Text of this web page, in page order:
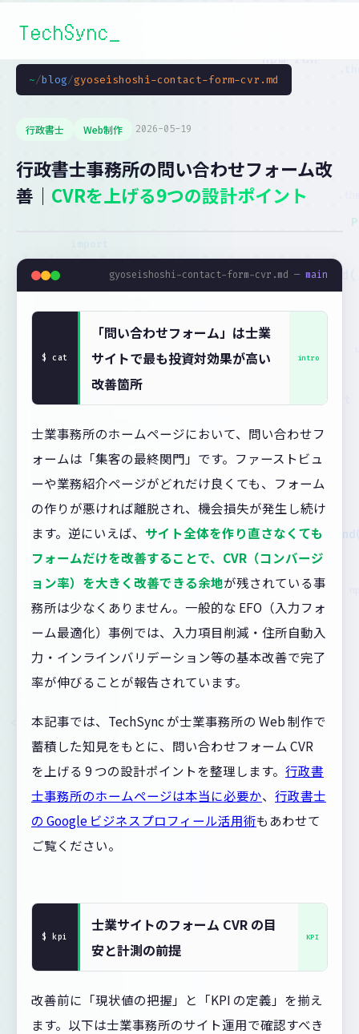
TechSync
~/blog/gyoseishoshi-contact-form-cvr.md
行政書士 Web制作 2026-05-19
行政書士事務所の問い合わせフォーム改
善｜ CVRを上げる9つの設計ポイント
gyoseishoshi-contact-form-cvr.md — main
「問い合わせフォーム」は士業
サイトで最も投資対効果が高い
改善箇所
士業事務所のホームページにおいて、問い合わせフ
ォームは「集客の最終関門」です。ファーストビュ
ーや業務紹介ページがどれだけ良くても、フォーム
の作りが悪ければ離脱され、機会損失が発生し続け
ます。逆にいえば、 サイト全体を作り直さなくても
フォームだけを改善することで、CVR（コンバージ
ョン率）を大きく改善できる余地が残されている事
務所は少なくありません。一般的な EFO（入力フォ
ーム最適化）事例では、入力項目削減・住所自動入
力・インラインバリデーション等の基本改善で完了
率が伸びることが報告されています。
本記事では、TechSync が士業事務所の Web 制作で
蓄積した知見をもとに、問い合わせフォーム CVR
を上げる 9 つの設計ポイントを整理します。 行政書
士事務所のホームページは本当に必要か、 行政書士
の Google ビジネスプロフィール活用術もあわせて
ご覧ください。
士業サイトのフォーム CVR の目
安と計測の前提
改善前に「現状値の把握」と「KPI の定義」を揃え
ます。以下は士業事務所のサイト運用で確認すべき